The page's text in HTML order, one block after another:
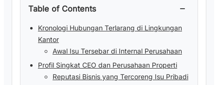
Table of Contents −
Kronologi Hubungan Terlarang di Lingkungan
Kantor
Awal Isu Tersebar di Internal Perusahaan
Profil Singkat CEO dan Perusahaan Properti
Reputasi Bisnis yang Tercoreng Isu Pribadi